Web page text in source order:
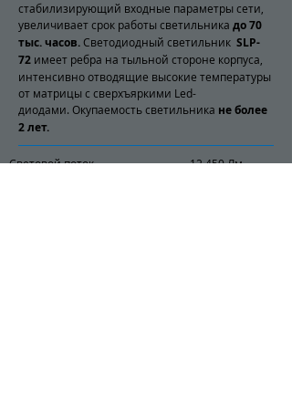
стабилизирующий входные параметры сети,
увеличивает срок работы светильника до 70
тыс. часов.Светодиодный светильник SLP-
72 имеет ребра на тыльной стороне корпуса,
интенсивно отводящие высокие температуры
от матрицы с сверхъяркими Led-
диодами. Окупаемость светильника не более
2 лет.
Световой поток 12 450 Лм